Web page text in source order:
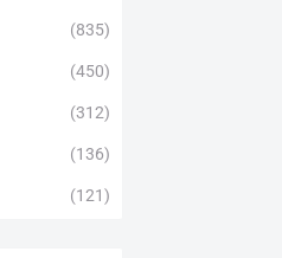
(835)
(450)
(312)
(136)
(121)